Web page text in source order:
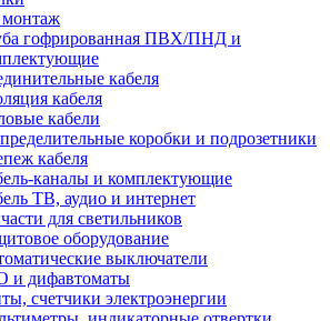
монтаж
гофрированная ПВХ/ПНД и
кабеля
кабеля
кабели
коробки и подрозетники
кабеля
каналы и комплектующие
ТВ, аудио и интернет
для светильников
оборудование
выключатели
и дифавтоматы
счетчики электроэнергии